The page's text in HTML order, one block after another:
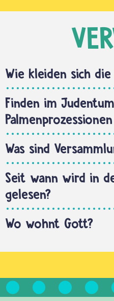
Wie kleiden sich
Finden im
Was sind
Seit wann wird in
gelesen?
Wo wohnt Gott?